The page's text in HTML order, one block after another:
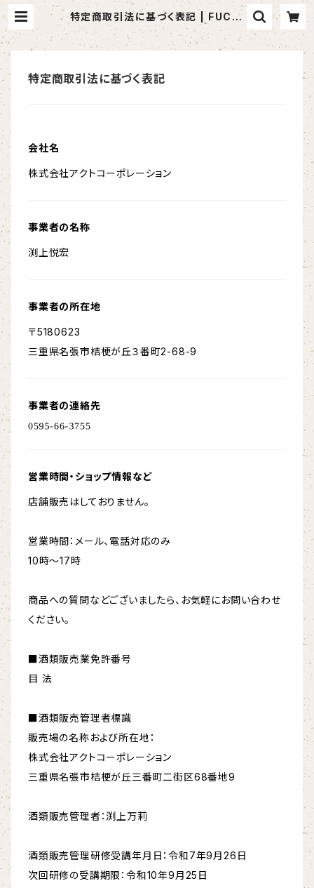
特定商取引法に基づく表記 | FUCHI
BITE
特定商取引法に基づく表記
会社名
株式会社アクトコーポレーション
事業者の名称
渕上悦宏
事業者の所在地
〒5180623
三重県名張市桔梗が丘３番町2-68-9
事業者の連絡先
営業時間・ショップ情報など
店舗販売はしておりません。
営業時間：メール、電話対応のみ
10時〜17時
商品への質問などございましたら、お気軽にお問い合わせ
ください。
■酒類販売業免許番号
目 法
■酒類販売管理者標識
販売場の名称および所在地：
株式会社アクトコーポレーション
三重県名張市桔梗が丘三番町二街区68番地9
酒類販売管理者：渕上万莉
酒類販売管理研修受講年月日：令和7年9月26日
次回研修の受講期限：令和10年9月25日